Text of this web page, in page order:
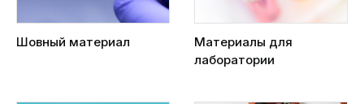
Шовный материал
Материалы для
лаборатории